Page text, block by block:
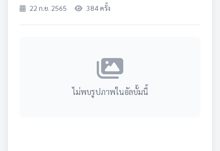
22 ก.ย. 2565 384 ครั้ง
ไม่พบรูปภาพในอัลบั้มนี้